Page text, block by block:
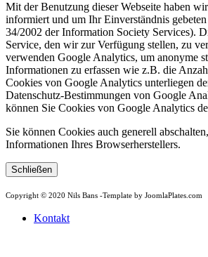
Mit der Benutzung dieser Webseite haben
informiert und um Ihr Einverständnis
34/2002 der Information Society Services).
Service, den wir zur Verfügung stellen, zu
verwenden Google Analytics, um anonyme
Informationen zu erfassen wie z.B. die
Cookies von Google Analytics unterliegen
Datenschutz-Bestimmungen von Google
können Sie Cookies von Google Analytics
Sie können Cookies auch generell
Informationen Ihres Browserherstellers.
Schließen
Copyright © 2020 Nils Bans -Template by JoomlaPlates.com
Kontakt